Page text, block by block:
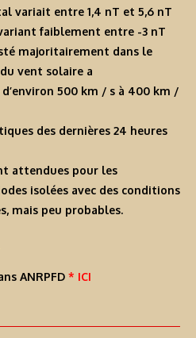
variait entre 1,4 nT et 5,6 nT
faiblement entre -3 nT
majoritairement dans le
vent solaire a
500 km / s à 400 km /
des dernières 24 heures
attendues pour les
isolées avec des conditions
mais peu probables.
ANRPFD * ICI